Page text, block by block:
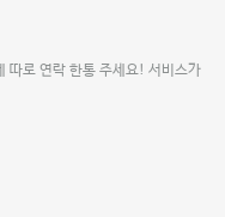
로 연락 한통 주세요! 서비스가